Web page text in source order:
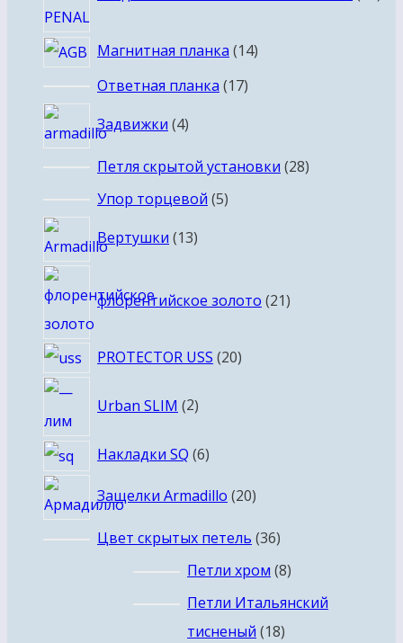
Магнитная планка 1414
Ответная планка 1717
Задвижки 44
Петля скрытой установки 2828
Упор торцевой 55
Вертушки 1313
флорентийское золото 21товар
PROTECTOR USS 2020
Urban SLIM 2
товара
Накладки SQ 66
Защелки Armadillo 2020
Цвет скрытых петель 3636
товаров
Петли хром 88
товаров
Петли Итальянский
тисненый 1818